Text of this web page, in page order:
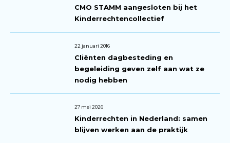
CMO STAMM aangesloten bij het
Kinderrechtencollectief
22 januari 2016
Cliënten dagbesteding en
begeleiding geven zelf aan wat ze
nodig hebben
27 mei 2026
Kinderrechten in Nederland: samen
blijven werken aan de praktijk